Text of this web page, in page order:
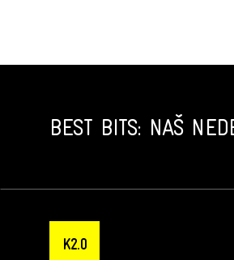
BEST BITS: NAŠ
K2.0